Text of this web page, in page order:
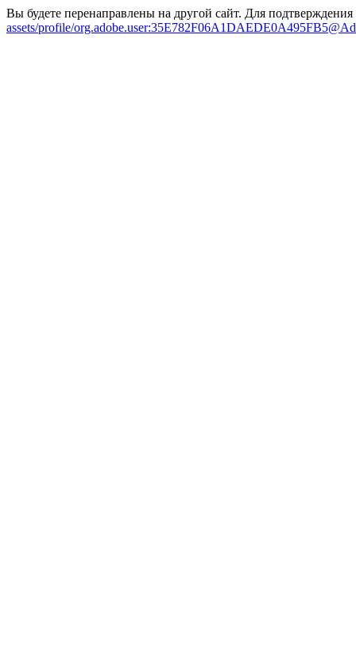
Вы будете перенаправлены на другой сайт. Для
assets/profile/